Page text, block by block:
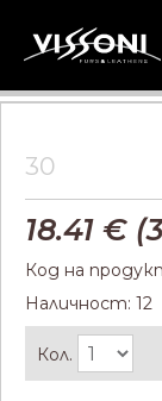
30
18.41 € (
Код на
Наличност: 12
Кол.